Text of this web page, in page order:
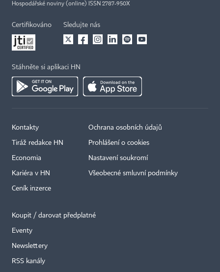
Hospodářské noviny (online) ISSN 2787-950X
Certifikováno Sledujte nás
Stáhněte si aplikaci HN
Kontakty
Tiráž redakce HN
Economia
Kariéra v HN
Ceník inzerce
Ochrana osobních údajů
Prohlášení o cookies
Nastavení soukromí
Všeobecné smluvní podmínky
Koupit / darovat předplatné
Eventy
Newslettery
RSS kanály